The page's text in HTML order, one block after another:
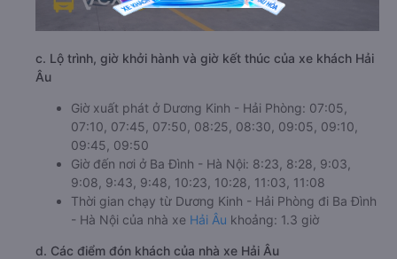
c. Lộ trình, giờ khởi hành và giờ kết thúc của xe khách Hải
Âu
Giờ xuất phát ở Dương Kinh - Hải Phòng: 07:05,
07:10, 07:45, 07:50, 08:25, 08:30, 09:05, 09:10,
09:45, 09:50
Giờ đến nơi ở Ba Đình - Hà Nội: 8:23, 8:28, 9:03,
9:08, 9:43, 9:48, 10:23, 10:28, 11:03, 11:08
Thời gian chạy từ Dương Kinh - Hải Phòng đi Ba Đình
- Hà Nội của nhà xe Hải Âu khoảng: 1.3 giờ
d. Các điểm đón khách của nhà xe Hải Âu